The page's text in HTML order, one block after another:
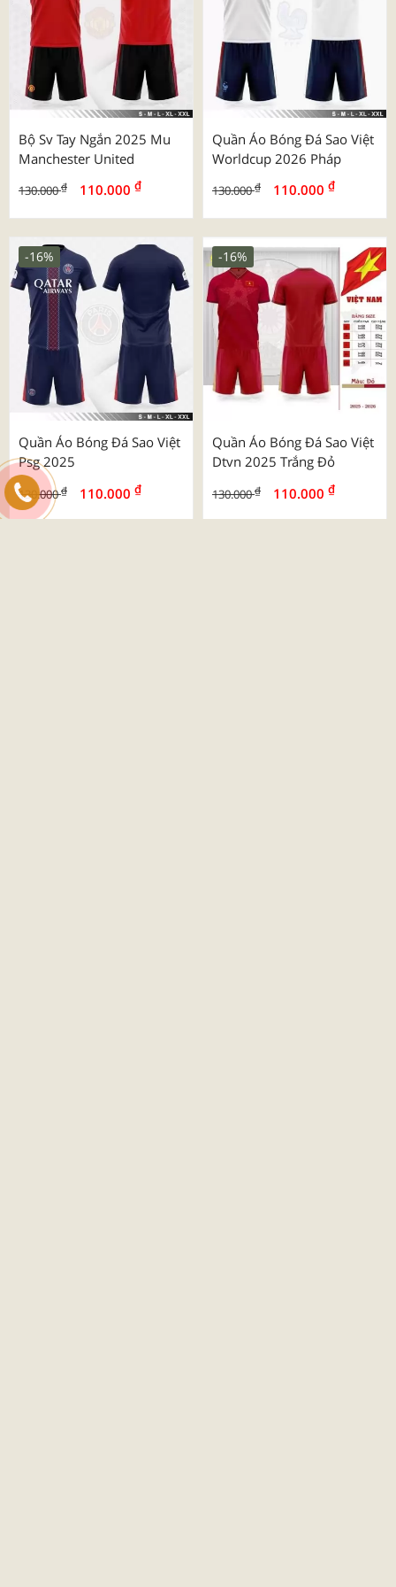
Bộ Sv Tay Ngắn 2025 Mu
Manchester United
130.000₫ 110.000 ₫
Quần Áo Bóng Đá Sao Việt
Worldcup 2026 Pháp
130.000₫ 110.000 ₫
Quần Áo Bóng Đá Sao Việt
Psg 2025
130.000₫ 110.000 ₫
-16%
Quần Áo Bóng Đá Sao Việt
Dtvn 2025 Trắng Đỏ
130.000₫ 110.000 ₫
-16%